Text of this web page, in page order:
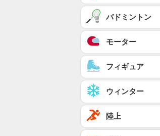
バドミントン
モーター
フィギュア
ウィンター
陸上